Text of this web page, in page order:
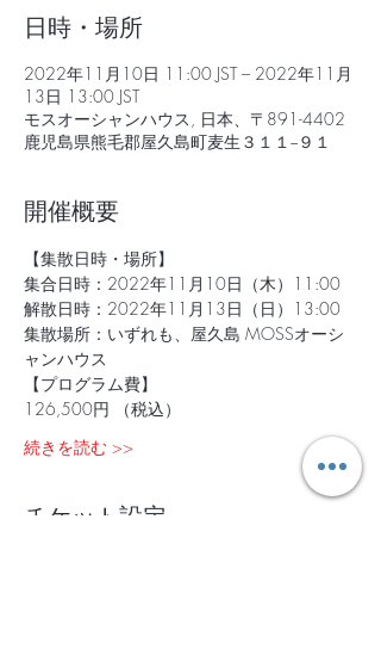
日時・場所
2022年11月10日 11:00 JST – 2022年11月
13日 13:00 JST
モスオーシャンハウス, 日本、〒891-4402
鹿児島県熊毛郡屋久島町麦生３１１−９１
開催概要
【集散日時・場所】
集合日時：2022年11月10日（木）11:00
解散日時：2022年11月13日（日）13:00
集散場所：いずれも、屋久島 MOSSオーシ
ャンハウス
【プログラム費】
126,500円 （税込）
続きを読む >>
チケット設定